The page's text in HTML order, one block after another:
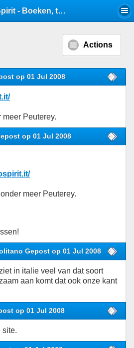
Geo Spirit - Boeken, tijdschriften en websites - Stijlforum
Actions
op 01 Jul 2008
meer Peuterey.
op 01 Jul 2008
meer Peuterey.
Gepost op 01 Jul 2008
in italie veel van dat soort
aan komt dat ook onze kant
op 01 Jul 2008
site.